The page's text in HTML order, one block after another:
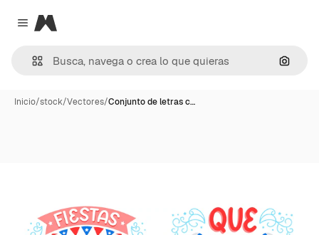
Close menu
Magnific
Inicio/stock/Vectores/Conjunto de letras c…